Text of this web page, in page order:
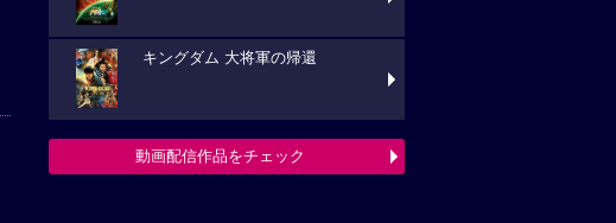
キングダム 大将軍の帰還
動画配信作品をチェック